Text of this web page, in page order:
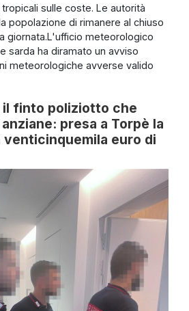
sulle coste. Le autorità
popolazione di rimanere al chiuso
giornata.L'ufficio meteorologico
sarda ha diramato un avviso
meteorologiche avverse valido
il finto poliziotto che
presa a Torpè la
euro di